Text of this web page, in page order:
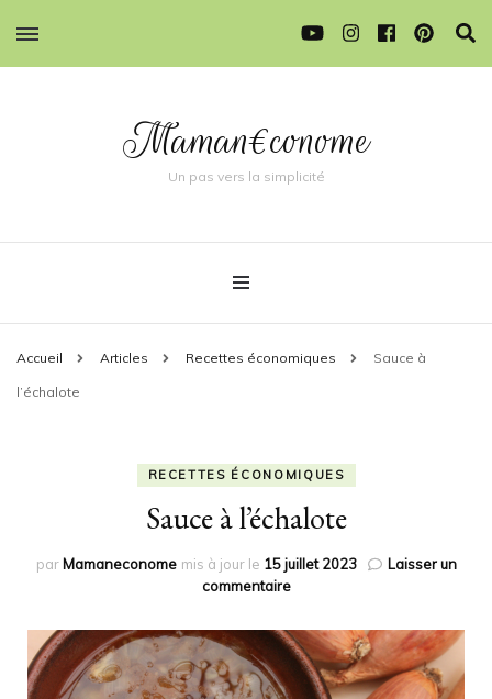
Maman€conome
Un pas vers la simplicité
Accueil Articles Recettes économiques Sauce à
l’échalote
RECETTES ÉCONOMIQUES
Sauce à l’échalote
par Mamaneconome mis à jour le 15 juillet 2023
Laisser un
commentairesur
à
l’échalote